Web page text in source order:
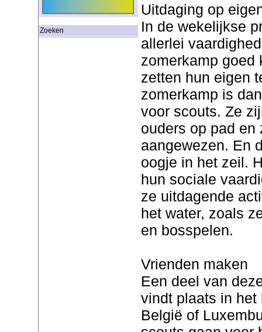
Zoeken
Uitdaging op
In de wekelijkse
allerlei
zomerkamp goed
zetten hun eigen
zomerkamp is
voor scouts. Ze
ouders op pad en
aangewezen. En
oogje in het zeil.
hun sociale
ze uitdagende
het water, zoals
en bosspelen.
Vrienden maken
Een deel van
vindt plaats in het
België of